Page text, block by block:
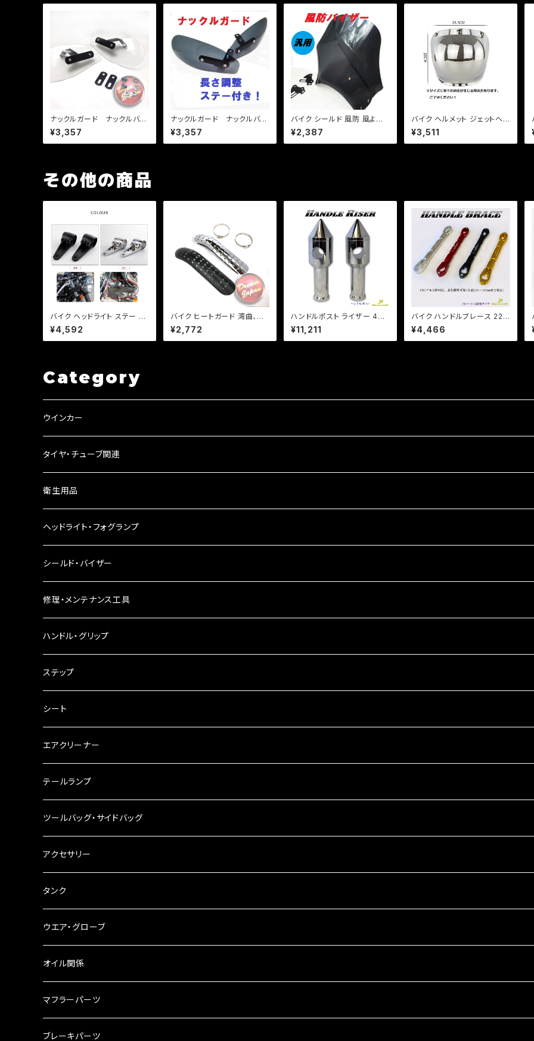
ナックルガード ナックルバイ
ザー/汎用/（クリア)/長さ調整
ステー付き/ツーリング/原付
から大型まで/簡単装着/取説
¥3,357
ナックルガード ナックルバイ
ザー/汎用/（ブラック)/長さ調
整ステー付き/ツーリング/原
付から大型まで/簡単装着/取
¥3,357
バイク シールド 風防 風よけ
スクリーン ネイキッド 汎用
【スモーク】バリオス XJR ゼフ
ァー CB エイプ モンキー ＺＲ
¥2,387
バイク ヘルメット ジェットヘル
メット シールド 【バブルシール
ド + フリップアップセット】 3
点ボタン式 激安特価【シルバ
¥3,511
その他の商品
バイク ヘッドライト ステー フ
ォークサイズ 36, 39 パイ カ
ラー 付き 左右 セット カスタム
ネイキッド 【ブラック・シルバ
¥4,592
バイク ヒートガード 湾曲、ドッ
トタイプ 【シルバー・ブラック】
マフラー 火傷防止 カスタム
マフラーガード バンド取り付
¥2,772
ハンドルポスト ライザー 4イ
ンチ 100mmアップ 22.2mm
ハンドル用 /汎用 鬼型！ ビラ
ーゴ /ドラッグスター/エイプ/
¥11,211
バイク ハンドルブレース 22π
長さ調整、アクセサリー装着
可能/ 全長210mm-240m
m/ PCX /エイプ/CB/XJR/
¥4,466
Category
ウインカー
ウインカーリレー
ウインカーレンズ
LEDウインカー
電球型ウインカー
バードゲージウインカー
ウインカークランプ
タイヤ・チューブ関連
衛生用品
ヘッドライト・フォグランプ
ヘッドライト
フォグランプ
配線・リレー
シールド・バイザー
修理・メンテナンス工具
インテークマニホールド
電装・配線・キボシ等
キャブレター
チェーン
工具類
ハンドル・グリップ
グリップ
バーハン
ハンドルパーツ
ハンドルスイッチ
その他
ハンドルポスト
ハンドルブレース
ステアリングダンパー
ブレーキ・クラッチレバー
スマホホルダー
ステップ
シート
エアクリーナー
テールランプ
ナンバー灯
ツールバッグ・サイドバッグ
ツールバッグ
サイドバッグ
サイドバッグサポート
リアBOX
ハードケース
アクセサリー
USB電源
電装系
タンク
タンク本体
タンクキャップ
タンクシール
ケミカル
ウエア・グローブ
オイル関係
4スト用エンジンオイル
2スト用エンジンオイル
マフラーパーツ
マフラーガード
ブレーキパーツ